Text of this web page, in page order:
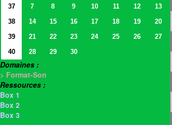
37
7 8 9 10 11 12
13
38
14 15 16 17 18 19
20
39
21 22 23 24 25 26
27
40
28 29 30
Domaines :
> Format-Son
Ressources :
Box 1
Box 2
Box 3